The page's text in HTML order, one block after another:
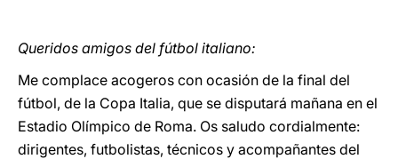
Queridos amigos del fútbol italiano:
Me complace acogeros con ocasión de la final del
fútbol, de la Copa Italia, que se disputará mañana en el
Estadio Olímpico de Roma. Os saludo cordialmente:
dirigentes, futbolistas, técnicos y acompañantes del